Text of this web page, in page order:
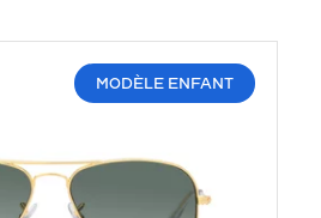
MODÈLE ENFANT